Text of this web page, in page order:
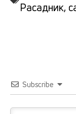
Расадник,
Subscribe